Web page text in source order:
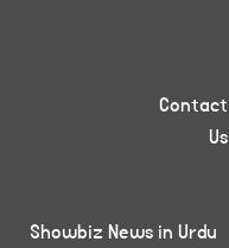
Contact
Us
Showbiz News in Urdu